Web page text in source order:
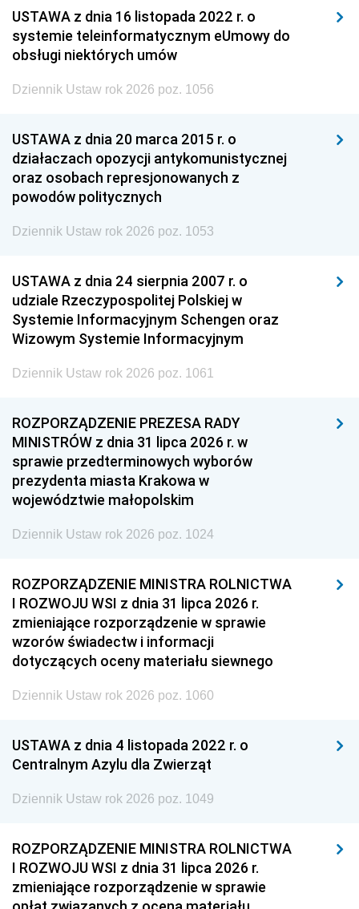
USTAWA z dnia 16 listopada 2022 r. o
systemie teleinformatycznym eUmowy do
obsługi niektórych umów
Dziennik Ustaw rok 2026 poz. 1056
USTAWA z dnia 20 marca 2015 r. o
działaczach opozycji antykomunistycznej
oraz osobach represjonowanych z
powodów politycznych
Dziennik Ustaw rok 2026 poz. 1053
USTAWA z dnia 24 sierpnia 2007 r. o
udziale Rzeczypospolitej Polskiej w
Systemie Informacyjnym Schengen oraz
Wizowym Systemie Informacyjnym
Dziennik Ustaw rok 2026 poz. 1061
ROZPORZĄDZENIE PREZESA RADY
MINISTRÓW z dnia 31 lipca 2026 r. w
sprawie przedterminowych wyborów
prezydenta miasta Krakowa w
województwie małopolskim
Dziennik Ustaw rok 2026 poz. 1024
ROZPORZĄDZENIE MINISTRA ROLNICTWA
I ROZWOJU WSI z dnia 31 lipca 2026 r.
zmieniające rozporządzenie w sprawie
wzorów świadectw i informacji
dotyczących oceny materiału siewnego
Dziennik Ustaw rok 2026 poz. 1060
USTAWA z dnia 4 listopada 2022 r. o
Centralnym Azylu dla Zwierząt
Dziennik Ustaw rok 2026 poz. 1049
ROZPORZĄDZENIE MINISTRA ROLNICTWA
I ROZWOJU WSI z dnia 31 lipca 2026 r.
zmieniające rozporządzenie w sprawie